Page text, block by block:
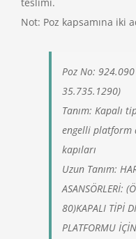
teslimi.
Not: Poz kapsamına iki
Poz No:
35.735.1290)
Tanım: Kapalı
engelli platform
kapıları
Uzun Tanım:
ASANSÖRLERİ:
80)KAPALI TİPİ
PLATFORMU